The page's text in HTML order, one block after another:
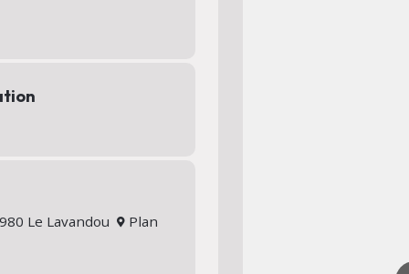
Le Lavandou
Plan